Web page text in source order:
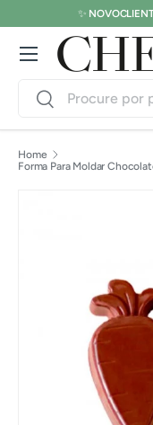
Pular para o conteúdo
Os
Pesquisar
Pesquisar
Menu
Home
Forma Para Moldar